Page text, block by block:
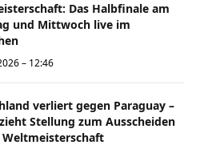
Das Halbfinale am
und Mittwoch live im
– 12:46
verliert gegen Paraguay –
Stellung zum Ausscheiden
Weltmeisterschaft